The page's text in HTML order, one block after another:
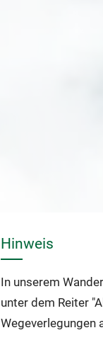
Hinweis
In unserem
unter dem Reiter
Wegeverlegungen